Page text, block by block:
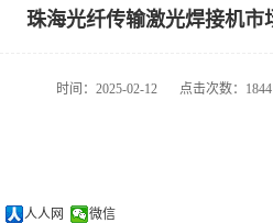
珠海光纤传输激光焊接机市
时间：2025-02-12 点击次数：1844
人人网 微信